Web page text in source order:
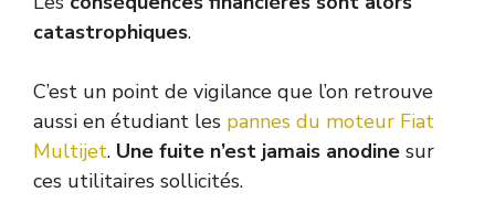
catastrophiques.
C’est un point de vigilance que l’on retrouve
aussi en étudiant les pannes du moteur Fiat
Multijet. Une fuite n’est jamais anodine sur
ces utilitaires sollicités.